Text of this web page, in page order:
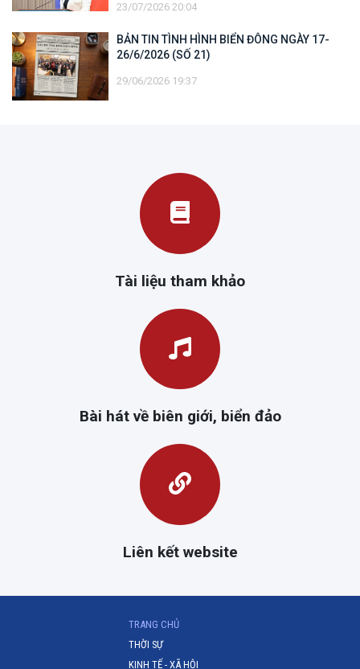
địa của quốc gia ven biển
23/07/2026 20:04
BẢN TIN TÌNH HÌNH BIỂN ĐÔNG NGÀY 17-
26/6/2026 (SỐ 21)
29/06/2026 19:37
Tài liệu tham khảo
Bài hát về biên giới, biển đảo
Liên kết website
TRANG CHỦ(CURRENT)
THỜI SỰ
KINH TẾ - XÃ HỘI